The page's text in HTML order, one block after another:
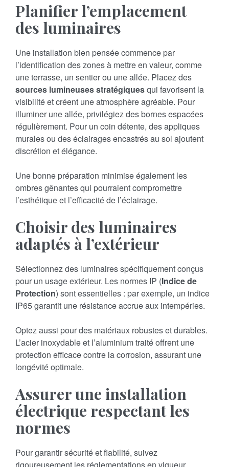
Planifier l’emplacement
des luminaires
Une installation bien pensée commence par
l’identification des zones à mettre en valeur, comme
une terrasse, un sentier ou une allée. Placez des
sources lumineuses stratégiquesqui favorisent la
visibilité et créent une atmosphère agréable. Pour
illuminer une allée, privilégiez des bornes espacées
régulièrement. Pour un coin détente, des appliques
murales ou des éclairages encastrés au sol ajoutent
discrétion et élégance.
Une bonne préparation minimise également les
ombres gênantes qui pourraient compromettre
l’esthétique et l’efficacité de l’éclairage.
Choisir des luminaires
adaptés à l’extérieur
Sélectionnez des luminaires spécifiquement conçus
pour un usage extérieur. Les normes IP (Indice de
Protection) sont essentielles : par exemple, un indice
IP65 garantit une résistance accrue aux intempéries.
Optez aussi pour des matériaux robustes et durables.
L’acier inoxydable et l’aluminium traité offrent une
protection efficace contre la corrosion, assurant une
longévité optimale.
Assurer une installation
électrique respectant les
normes
Pour garantir sécurité et fiabilité, suivez